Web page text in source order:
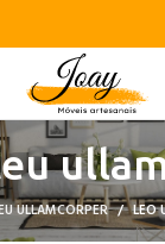
ULLAMCORPER LEO